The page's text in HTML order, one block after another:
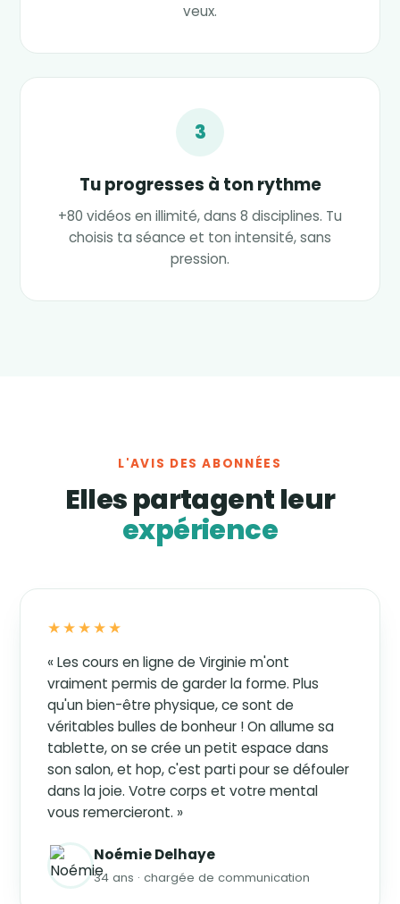
veux.
3
Tu progresses à ton rythme
+80 vidéos en illimité, dans 8 disciplines. Tu
choisis ta séance et ton intensité, sans
pression.
L'AVIS DES ABONNÉES
Elles partagent leur
expérience
★★★★★
« Les cours en ligne de Virginie m'ont
vraiment permis de garder la forme. Plus
qu'un bien-être physique, ce sont de
véritables bulles de bonheur ! On allume sa
tablette, on se crée un petit espace dans
son salon, et hop, c'est parti pour se défouler
dans la joie. Votre corps et votre mental
vous remercieront. »
Noémie Delhaye
34 ans · chargée de communication